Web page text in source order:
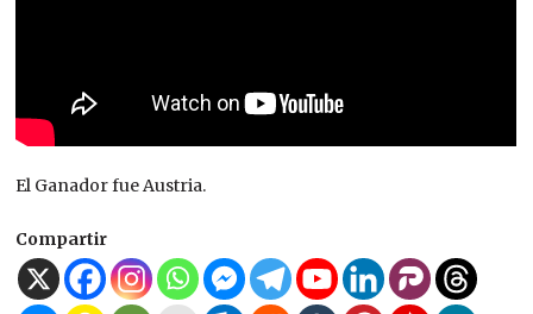
El Ganador fue Austria.
Compartir